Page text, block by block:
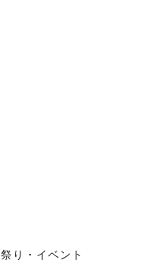
祭り・イベント